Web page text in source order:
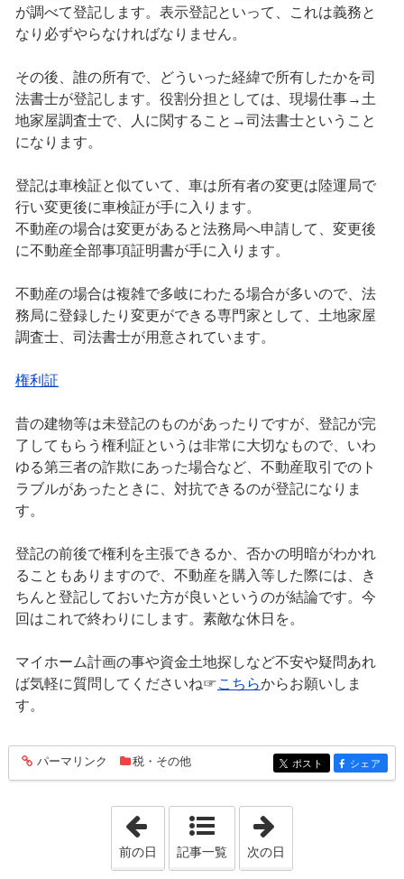
が調べて登記します。表示登記といって、これは義務と
なり必ずやらなければなりません。
その後、誰の所有で、どういった経緯で所有したかを司
法書士が登記します。役割分担としては、現場仕事→土
地家屋調査士で、人に関すること→司法書士ということ
になります。
登記は車検証と似ていて、車は所有者の変更は陸運局で
行い変更後に車検証が手に入ります。
不動産の場合は変更があると法務局へ申請して、変更後
に不動産全部事項証明書が手に入ります。
不動産の場合は複雑で多岐にわたる場合が多いので、法
務局に登録したり変更ができる専門家として、土地家屋
調査士、司法書士が用意されています。
権利証
昔の建物等は未登記のものがあったりですが、登記が完
了してもらう権利証というは非常に大切なもので、いわ
ゆる第三者の詐欺にあった場合など、不動産取引でのト
ラブルがあったときに、対抗できるのが登記になりま
す。
登記の前後で権利を主張できるか、否かの明暗がわかれ
ることもありますので、不動産を購入等した際には、き
ちんと登記しておいた方が良いというのが結論です。今
回はこれで終わりにします。素敵な休日を。
マイホーム計画の事や資金土地探しなど不安や疑問あれ
ば気軽に質問してくださいね☞こちらからお願いしま
す。
entry335
パーマリンク 税・その他 entry335
ポスト entry335
シェア
「2020年8月 8日」
前の日 記事一覧 次の日